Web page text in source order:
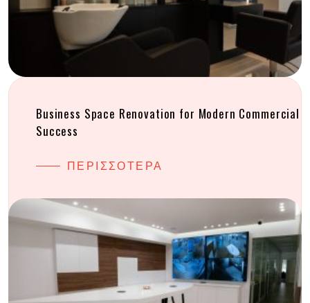
Business Space Renovation for Modern Commercial
Success
ΠΕΡΙΣΣΟΤΕΡΑ